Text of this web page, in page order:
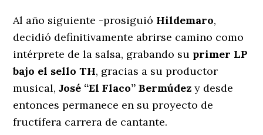
Al año siguiente -prosiguió Hildemaro,
decidió definitivamente abrirse camino como
intérprete de la salsa, grabando su primer LP
bajo el sello TH, gracias a su productor
musical, José “El Flaco” Bermúdezy desde
entonces permanece en su proyecto de
fructífera carrera de cantante.